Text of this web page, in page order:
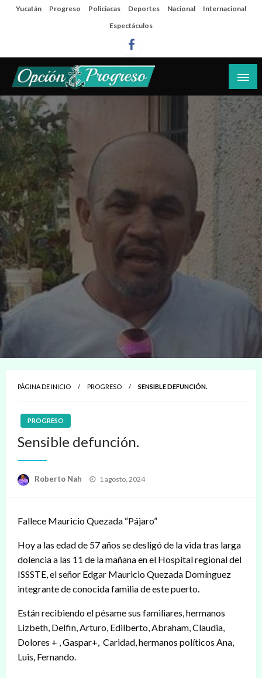
SaltaYucatán Progreso Policiacas Deportes Nacional
Internacional
Espectáculos
Opción Progreso
Las noticias del día a día del puerto
PÁGINA DE INICIO PROGRESO SENSIBLE DEFUNCIÓN.
PROGRESO
Sensible defunción.
Roberto Nah
Publicado
1 agosto, 2024
Fallece Mauricio Quezada “Pájaro”
Hoy a las edad de 57 años se desligó de la vida tras larga
dolencia a las 11 de la mañana en el Hospital regional del
ISSSTE, el señor Edgar Mauricio Quezada Domínguez
integrante de conocida familia de este puerto.
Están recibiendo el pésame sus familiares, hermanos
Lizbeth, Delfin, Arturo, Edilberto, Abraham, Claudia,
Dolores + , Gaspar+, Caridad, hermanos políticos Ana,
Luis, Fernando.